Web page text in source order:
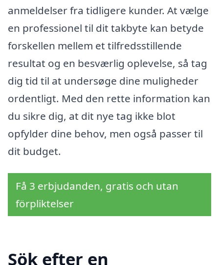
anmeldelser fra tidligere kunder. At vælge
en professionel til dit takbyte kan betyde
forskellen mellem et tilfredsstillende
resultat og en besværlig oplevelse, så tag
dig tid til at undersøge dine muligheder
ordentligt. Med den rette information kan
du sikre dig, at dit nye tag ikke blot
opfylder dine behov, men også passer til
dit budget.
Få 3 erbjudanden, gratis och utan
förpliktelser
Sök efter en